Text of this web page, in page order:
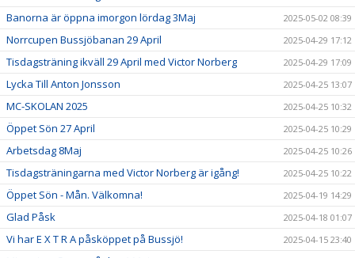
Banorna är öppna imorgon lördag 3Maj 2025-05-02 08:39
Norrcupen Bussjöbanan 29 April 2025-04-29 17:12
Tisdagsträning ikväll 29 April med Victor Norberg 2025-04-29 17:09
Lycka Till Anton Jonsson 2025-04-25 13:07
MC-SKOLAN 2025 2025-04-25 10:32
Öppet Sön 27 April 2025-04-25 10:29
Arbetsdag 8Maj 2025-04-25 10:26
Tisdagsträningarna med Victor Norberg är igång! 2025-04-25 10:22
Öppet Sön - Mån. Välkomna! 2025-04-19 14:29
Glad Påsk 2025-04-18 01:07
Vi har E X T R A påsköppet på Bussjö! 2025-04-15 23:40